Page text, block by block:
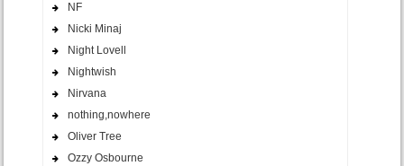
NF
Nicki Minaj
Night Lovell
Nightwish
Nirvana
nothing,nowhere
Oliver Tree
Ozzy Osbourne